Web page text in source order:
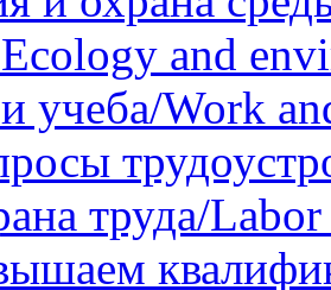
and
учеба/Work
труда/Labor